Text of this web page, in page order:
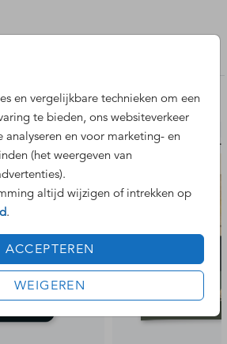
en vergelijkbare technieken om een
te bieden, ons websiteverkeer
analyseren en voor marketing- en
(het weergeven van
altijd wijzigen of intrekken op
.
ACCEPTEREN
WEIGEREN
vorm
ontwerpen